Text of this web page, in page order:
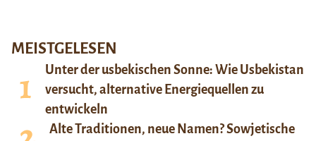
MEISTGELESEN
Unter der usbekischen Sonne: Wie Usbekistan
versucht, alternative Energiequellen zu
entwickeln
Alte Traditionen, neue Namen? Sowjetische